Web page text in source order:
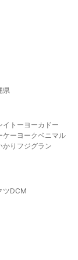
県
イトーヨーカドー
ケー ヨークベニマル
かり フジグラン
ツDCM